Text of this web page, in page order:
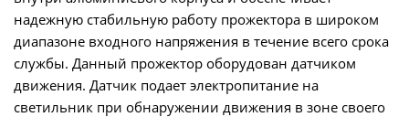
надежную стабильную работу прожектора в широком
диапазоне входного напряжения в течение всего срока
службы. Данный прожектор оборудован датчиком
движения. Датчик подает электропитание на
светильник при обнаружении движения в зоне своего